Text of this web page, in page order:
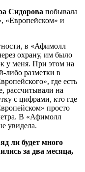
Сидорова побывала
«Европейском» и
в «Афимолл
охрану, им было
у меня. При этом на
либо разметки в
где есть
рассчитывали на
с цифрами, кто где
просто
В «Афимолл
увидела.
ли будет много
за два месяца,